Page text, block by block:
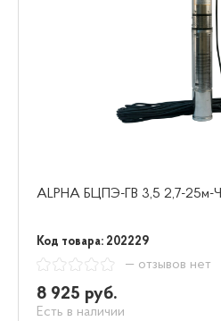
ALPHA БЦПЭ-ГВ 3,5 2,7-25м-Ч
Код товара: 202229
— отзывов нет
8 925 руб.
Есть в наличии